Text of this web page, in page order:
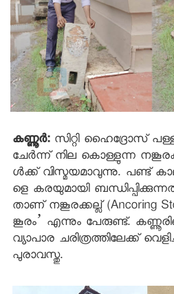
കണ്ണൂര്‍:സിറ്റി ഹൈദ്രോസ്
ചേര്‍ന്ന് നില കൊള്ളുന്ന
ള്‍ക്ക് വിസ്മയമാവുന്നു. പണ്ട്
ളെ കരയുമായി
താണ് നങ്കൂരക്കല്ല് (Ancoring
ങ്കൂരം’ എന്നും പേരുണ്ട്.
വ്യാപാര ചരിത്രത്തിലേക്ക്
പുരാവസ്തു.